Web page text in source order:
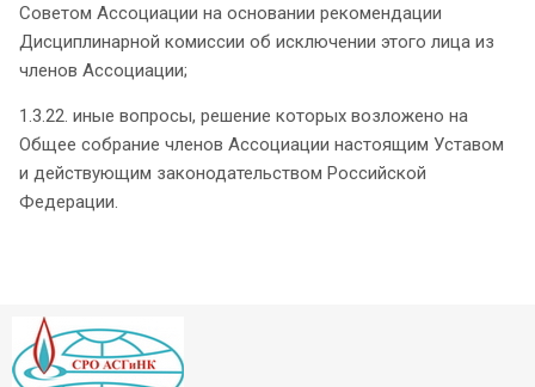
Советом Ассоциации на основании рекомендации
Дисциплинарной комиссии об исключении этого лица из
членов Ассоциации;
1.3.22. иные вопросы, решение которых возложено на
Общее собрание членов Ассоциации настоящим Уставом
и действующим законодательством Российской
Федерации.